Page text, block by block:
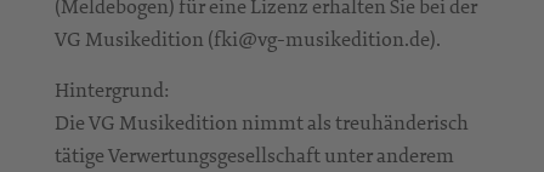
(Meldebogen) für eine Lizenz erhalten Sie bei der
VG Musikedition (fki@vg-musikedition.de).
Hintergrund:
Die VG Musikedition nimmt als treuhänderisch
tätige Verwertungsgesellschaft unter anderem